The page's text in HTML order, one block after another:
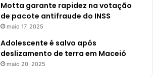
Motta garante rapidez na votação
de pacote antifraude do INSS
maio 17, 2025
Adolescente é salvo após
deslizamento de terra em Maceió
maio 20, 2025